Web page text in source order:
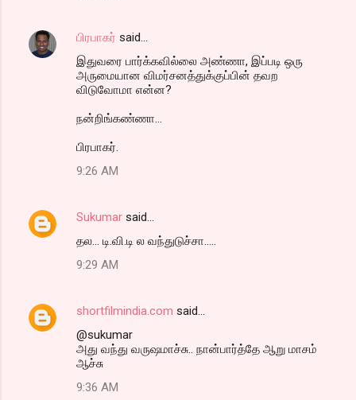
n
t
பிரபாகர் said…
இதுவரை பார்க்கவில்லை அண்ணா, இப்படி ஒரு
அருமையான விமர்சனத்துக்குப்பின் தவற
விடுவோமா என்ன?
நன்றிங்கண்ணா...
பிரபாகர்.
9:26 AM
Sukumar said…
தல... டி.வி.டி ல வந்துடுச்சா.....
9:29 AM
shortfilmindia.com said…
@sukumar
அது வந்து வருஷமாச்சு.. நான்பார்த்தே ஆறு மாசம்
ஆச்சு
9:36 AM